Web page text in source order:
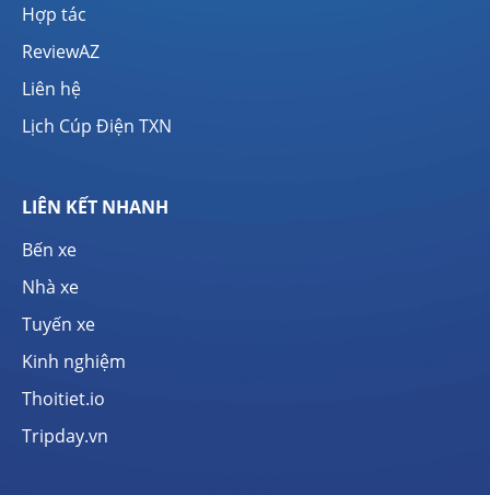
Hợp tác
ReviewAZ
Liên hệ
Lịch Cúp Điện TXN
LIÊN KẾT NHANH
Bến xe
Nhà xe
Tuyến xe
Kinh nghiệm
Thoitiet.io
Tripday.vn